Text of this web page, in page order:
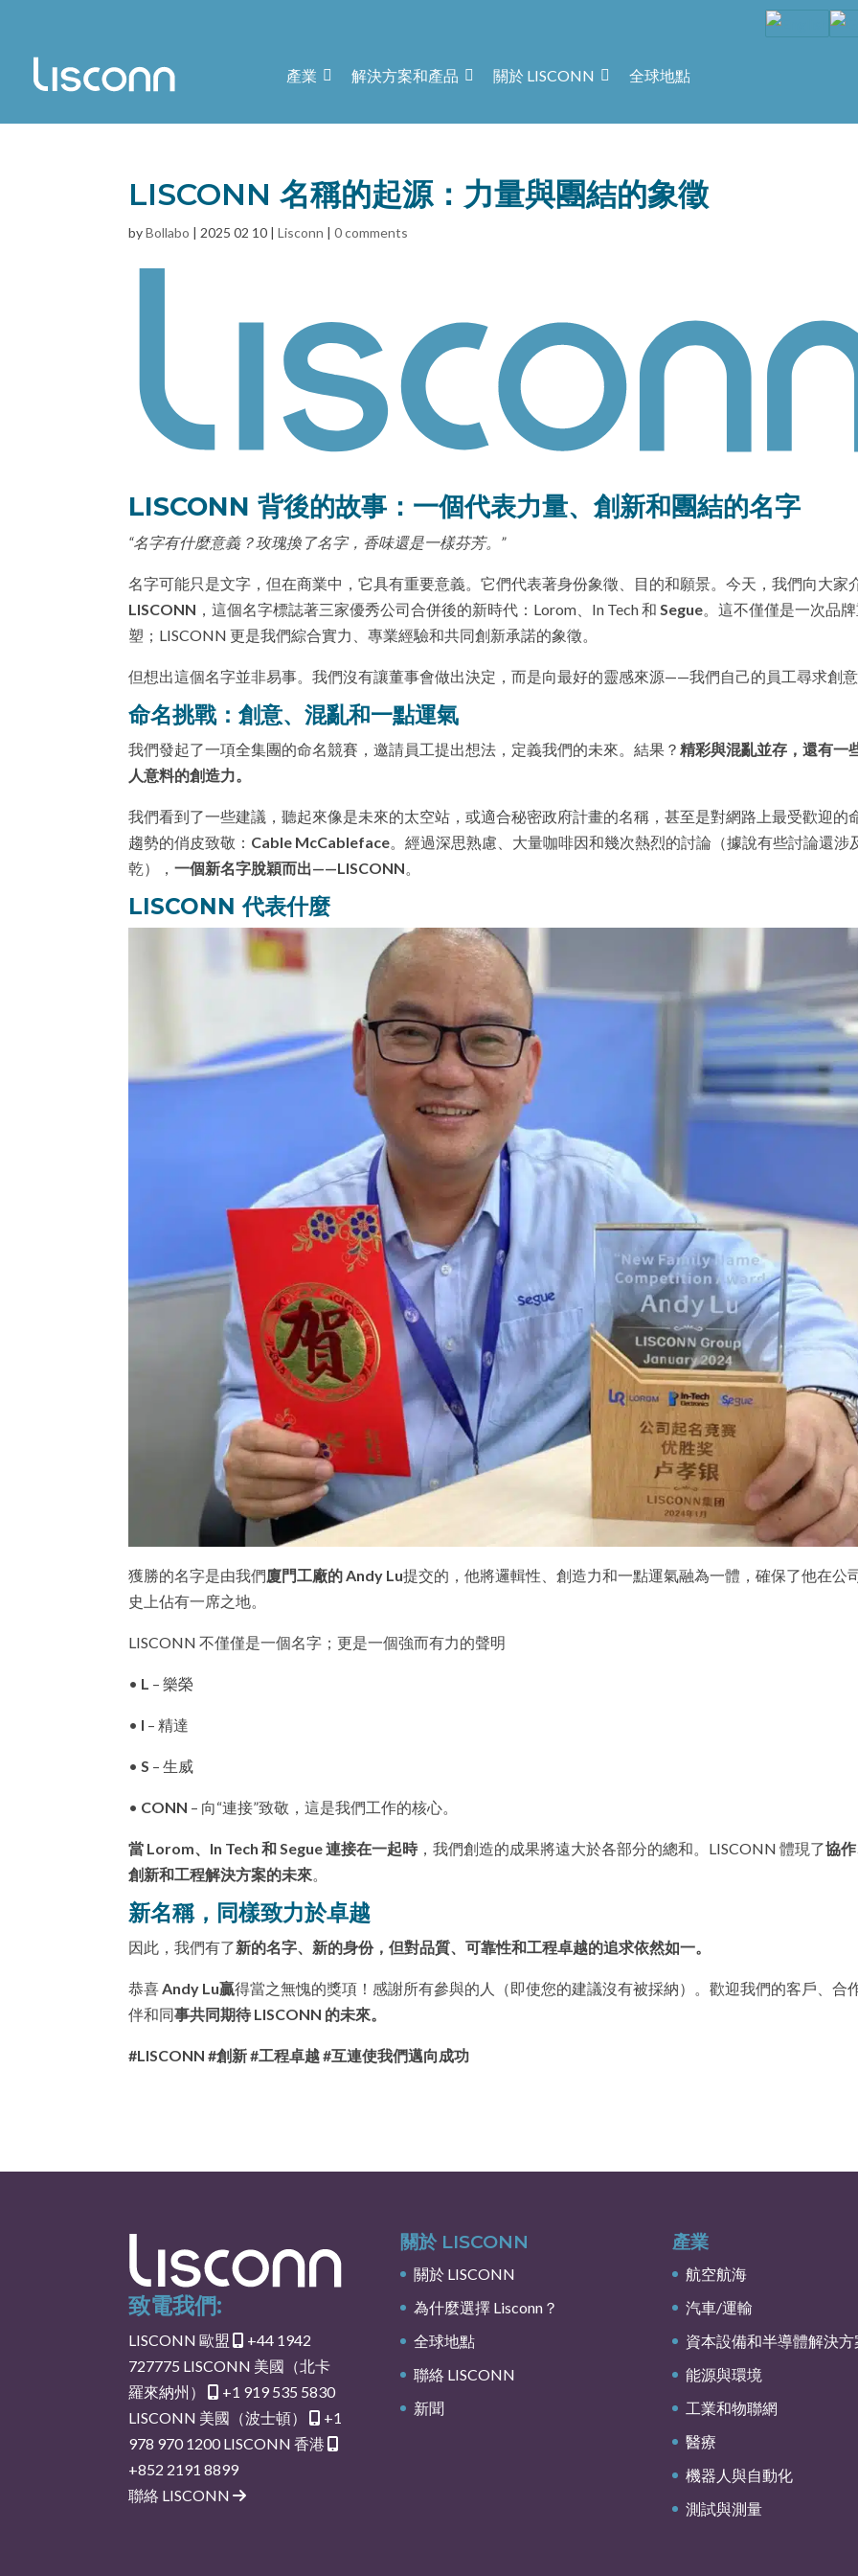
產業 解決方案和產品 關於 LISCONN 全球地點
LISCONN 名稱的起源：力量與團結的象徵
byBollabo | 2025 02 10 |Lisconn |0 comments
LISCONN 背後的故事：一個代表力量、創新和團結的名字
“名字有什麼意義？玫瑰換了名字，香味還是一樣芬芳。”
名字可能只是文字，但在商業中，它具有重要意義。它們代表著身份象徵、目的和願景。今天，我們向大家
LISCONN ，這個名字標誌著三家優秀公司合併後的新時代：Lorom、In Tech 和 Segue 。這不僅僅是一次品
塑；LISCONN 更是我們綜合實力、專業經驗和共同創新承諾的象徵。
但想出這個名字並非易事。我們沒有讓董事會做出決定，而是向最好的靈感來源——我們自己的員工尋求創
命名挑戰：創意、混亂和一點運氣
我們發起了一項全集團的命名競賽，邀請員工提出想法，定義我們的未來。結果？ 精彩與混亂並存，還有一
人意料的創造力。
我們看到了一些建議，聽起來像是未來的太空站，或適合秘密政府計畫的名稱，甚至是對網路上最受歡迎的
趨勢的俏皮致敬： Cable McCableface 。經過深思熟慮、大量咖啡因和幾次熱烈的討論（據說有些討論還涉
乾），一個新名字脫穎而出——LISCONN
LISCONN 代表什麼
獲勝的名字是由我們廈門工廠的 Andy Lu提交的，他將邏輯性、創造力和一點運氣融為一體，確保了他在公
史上佔有一席之地。
LISCONN 不僅僅是一個名字；更是一個強而有力的聲明
• L – 樂榮
• I – 精達
•S – 生威
• CONN – 向“連接”致敬，這是我們工作的核心。
當 Lorom、In Tech 和 Segue 連接在一起時，我們創造的成果將遠大於各部分的總和。LISCONN 體現了協
創新和工程解決方案的未來。
新名稱，同樣致力於卓越
因此，我們有了新的名字、新的身份，但對品質、可靠性和工程卓越的追求依然如一。
恭喜Andy Lu贏得當之無愧的獎項！感謝所有參與的人（即使您的建議沒有被採納）。歡迎我們的客戶、合
伴和同事共同期待 LISCONN 的未來。
#LISCONN #創新 #工程卓越 #互連使我們邁向成功
致電我們:
LISCONN 歐盟
+44 1942
727775 LISCONN 美國（北卡
羅來納州）
+1 919 535 5830
LISCONN 美國（波士頓）
+1
978 970 1200LISCONN 香港
+852 2191 8899
聯絡 LISCONN
關於 LISCONN
關於 LISCONN
為什麼選擇 Lisconn？
全球地點
聯絡 LISCONN
新聞
產業
航空航海
汽車/運輸
資本設備和半導體解決方
能源與環境
工業和物聯網
醫療
機器人與自動化
測試與測量